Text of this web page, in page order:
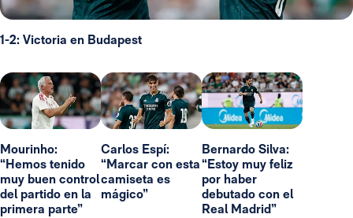
1-2: Victoria en Budapest
Mourinho:
“Hemos tenido
muy buen control
del partido en la
primera parte”
Carlos Espí:
“Marcar con esta
camiseta es
mágico”
Bernardo Silva:
“Estoy muy feliz
por haber
debutado con el
Real Madrid”